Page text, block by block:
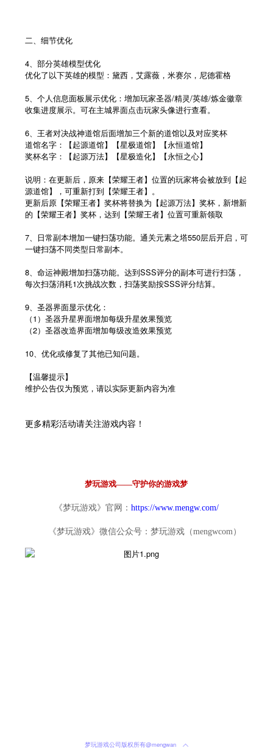
二、细节优化
4、部分英雄模型优化
优化了以下英雄的模型：黛西，艾露薇，米赛尔，尼德霍格
5、个人信息面板展示优化：增加玩家圣器/精灵/英雄/炼金徽章
收集进度展示。可在主城界面点击玩家头像进行查看。
6、王者对决战神道馆后面增加三个新的道馆以及对应奖杯
道馆名字：【起源道馆】【星极道馆】【永恒道馆】
奖杯名字：【起源万法】【星极造化】【永恒之心】
说明：在更新后，原来【荣耀王者】位置的玩家将会被放到【起
源道馆】，可重新打到【荣耀王者】。
更新后原【荣耀王者】奖杯将替换为【起源万法】奖杯，新增新
的【荣耀王者】奖杯，达到【荣耀王者】位置可重新领取
7、日常副本增加一键扫荡功能。通关元素之塔550层后开启，可
一键扫荡不同类型日常副本。
8、命运神殿增加扫荡功能。达到SSS评分的副本可进行扫荡，
每次扫荡消耗1次挑战次数，扫荡奖励按SSS评分结算。
9、圣器界面显示优化：
（1）圣器升星界面增加每级升星效果预览
（2）圣器改造界面增加每级改造效果预览
10、优化或修复了其他已知问题。
【温馨提示】
维护公告仅为预览，请以实际更新内容为准
更多精彩活动请关注游戏内容！
梦玩游戏——守护你的游戏梦
《梦玩游戏》官网： https://www.mengw.com/
《梦玩游戏》微信公众号：梦玩游戏（mengwcom）
梦玩游戏公司版权所有@mengwan